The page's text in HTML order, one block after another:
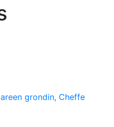
grondin, Cheffe